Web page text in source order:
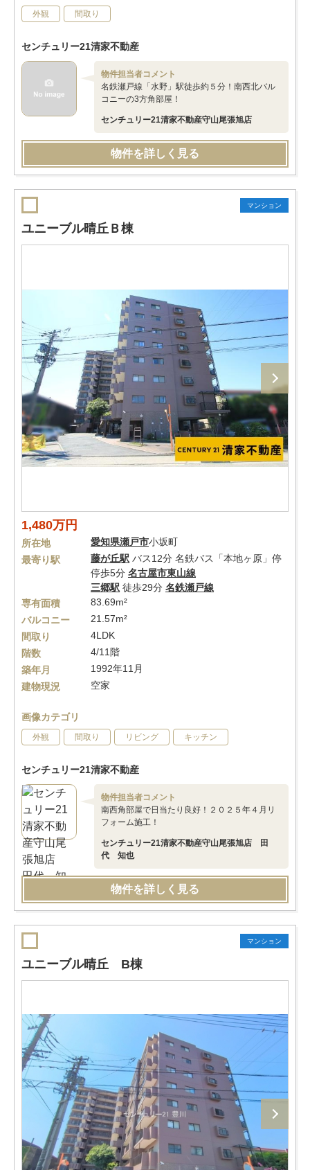
外観 間取り
センチュリー21清家不動産
物件担当者コメント
名鉄瀬戸線「水野」駅徒歩約５分！南西北バル
コニーの3方角部屋！
センチュリー21清家不動産守山尾張旭店
物件を詳しく見る
マンション
ユニーブル晴丘Ｂ棟
1,480万円
所在地 愛知県瀬戸市小坂町
最寄り駅
藤が丘駅 バス12分 名鉄バス「本地ヶ原」停
停歩5分 名古屋市東山線
三郷駅 徒歩29分 名鉄瀬戸線
専有面積
83.69m²
バルコニー
21.57m²
間取り
4LDK
階数
4/11階
築年月
1992年11月
建物現況
空家
画像カテゴリ
外観 間取り リビング キッチン
センチュリー21清家不動産
物件担当者コメント
南西角部屋で日当たり良好！２０２５年４月リ
フォーム施工！
センチュリー21清家不動産守山尾張旭店 田
代 知也
物件を詳しく見る
マンション
ユニーブル晴丘 B棟